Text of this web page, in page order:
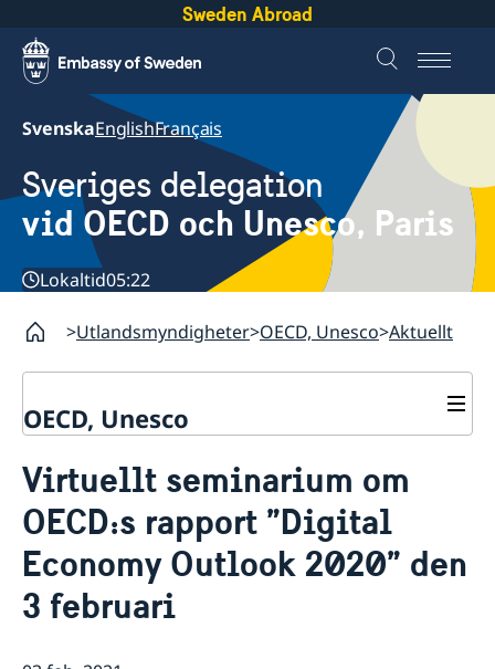
Sweden Abroad
SvenskaEnglishFrançais
Sveriges delegation
vid OECD och Unesco, Paris
Lokaltid05:22
Utlandsmyndigheter OECD, Unesco Aktuellt
OECD, Unesco
Om oss
Praktisk information för delegater
Sverige och OECD
OECD:s kommande program
OECD:s medlemsländer
Sverige och Unesco
Unescos kommande program
Dataskyddspolicy (GDPR)
Aktuellt
Lediga tjänster
Virtuellt seminarium om
OECD:s rapport ”Digital
Economy Outlook 2020” den
3 februari